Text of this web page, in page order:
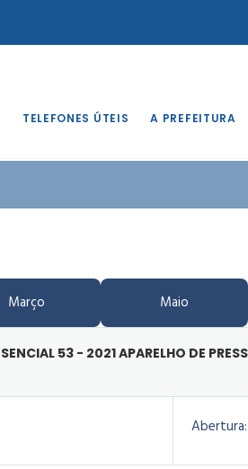
TELEFONES ÚTEIS A PREFEITURA
Março Maio
53 - 2021 APARELHO DE
Abertura: